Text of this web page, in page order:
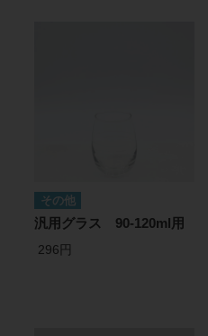
その他
汎用グラス 90-120ml用
296円